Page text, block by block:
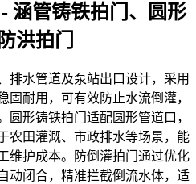
涵管铸铁拍门、圆形
洪拍门
排水管道及泵站出口设计，采用
固耐用，可有效防止水流倒灌，
圆形铸铁拍门适配圆形管道口，
农田灌溉、市政排水等场景，能
维护成本。防倒灌拍门通过优化
动闭合，精准拦截倒流水体，适